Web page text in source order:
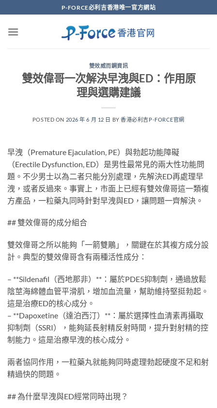
to
content
P-FORCE必利吉香港唯一官方網站
雙效威而鋼資訊
雙效偉哥一次解決早洩與ED：作用原
理與選購建議
POSTED ON 2026 年 6 月 12 日 BY香港必利吉P-FORCE官網
早洩（Premature Ejaculation, PE）與勃起功能障礙
（Erectile Dysfunction, ED）是男性最常見的兩大性功能問
題。不少男士以為二者只能分別處理，先解決ED再處理早
洩，或者反過來。事實上，市面上已經有雙效偉哥這一類複
方產品，一粒藥丸同時針對早洩與ED，讓問題一齊解決。
## 雙效偉哥的成分組合
雙效偉哥之所以能夠「一箭雙鵰」，關鍵在於其複方成分設
計。典型的雙效偉哥含有兩種活性成分：
– **Sildenafil（西地那非）**：屬於PDE5抑制劑，通過放鬆
陰莖海綿體血管平滑肌，增加血流量，幫助維持堅挺勃起。
這是治療ED的核心成分。
– **Dapoxetine（達泊西汀）**：屬於選擇性血清素再攝取
抑制劑（SSRI），能夠延長射精反射時間，提升對射精的控
制能力。這是治療早洩的核心成分。
兩者協同作用，一粒藥丸就能夠同時處理勃起硬度不足和射
精過快的問題。
## 為什麼早洩與ED經常同時出現？